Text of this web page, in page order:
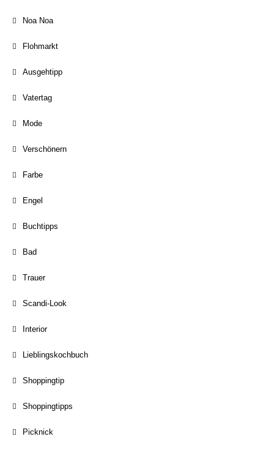
Noa Noa
Flohmarkt
Ausgehtipp
Vatertag
Mode
Verschönern
Farbe
Engel
Buchtipps
Bad
Trauer
Scandi-Look
Interior
Lieblingskochbuch
Shoppingtip
Shoppingtipps
Picknick